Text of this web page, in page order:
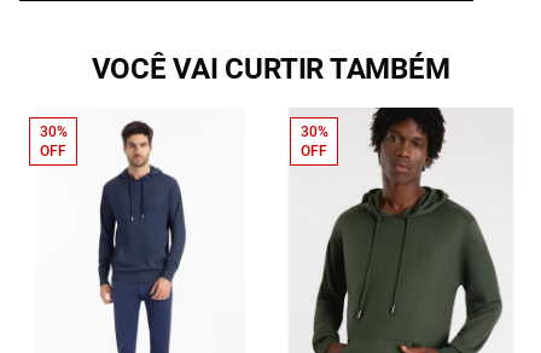
VOCÊ VAI CURTIR TAMBÉM
30%
OFF
30%
OFF